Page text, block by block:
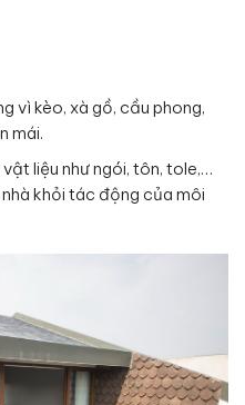
vì kèo, xà gồ, cầu phong,
mái.
liệu như ngói, tôn, tole,…
khỏi tác động của môi